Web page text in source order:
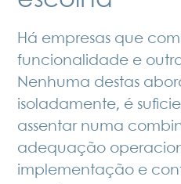
Há empresas que
funcionalidade e
Nenhuma destas
isoladamente, é
assentar numa
adequação
implementação e